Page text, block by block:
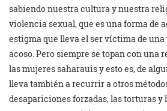
sabiendo nuestra cultura y nuestra
violencia sexual, que es una forma de
estigma que lleva el ser víctima de
acoso. Pero siempre se topan con una
las mujeres saharauis y esto es, de
lleva también a recurrir a otros
desapariciones forzadas, las torturas y